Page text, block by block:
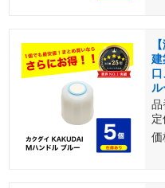
建
品
定
価